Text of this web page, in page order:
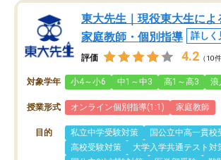
東大先生｜現役東大生によ
家庭教師・個別指導
詳しく
評価 4.2 （10件
対象学年 小4～小6 中1～中3 高1～高3 浪
授業形式 オンライン個別指導(1:1) 家庭教師
目的 私立中学受験対策
国公立中高一貫校
高校受験対策
大学入学共通テスト対